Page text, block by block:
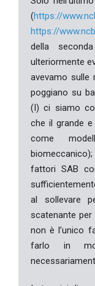
(https://
https://
della
ulteriormente
avevamo sulle
poggiano su
(I) ci siamo
che il grande
come
fattori SAB
al sollevare
scatenante
non è l’unico
farlo in